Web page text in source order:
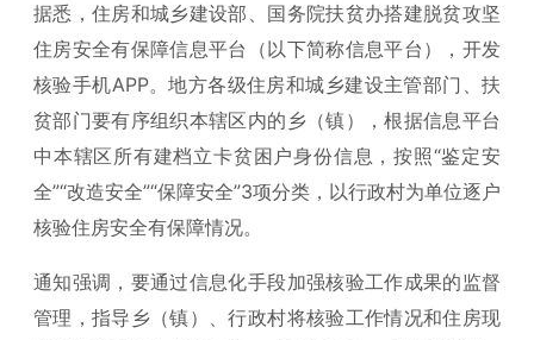
据悉，住房和城乡建设部、国务院扶贫办搭建脱贫攻坚
住房安全有保障信息平台（以下简称信息平台），开发
核验手机APP。地方各级住房和城乡建设主管部门、扶
贫部门要有序组织本辖区内的乡（镇），根据信息平台
中本辖区所有建档立卡贫困户身份信息，按照“鉴定安
全”“改造安全”“保障安全”3项分类，以行政村为单位逐户
核验住房安全有保障情况。
通知强调，要通过信息化手段加强核验工作成果的监督
管理，指导乡（镇）、行政村将核验工作情况和住房现